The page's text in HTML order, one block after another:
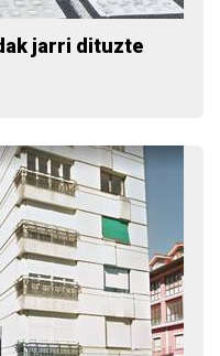
jarri dituzte